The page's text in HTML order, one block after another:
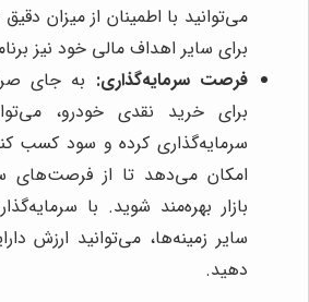
می‌توانید با اطمینان از میزان
برای سایر اهداف مالی خود نیز
فرصت سرمایه‌گذاری: به جای
برای خرید نقدی خودرو،
سرمایه‌گذاری کرده و سود کسب
امکان می‌دهد تا از فرصت‌های
بازار بهره‌مند شوید. با
سایر زمینه‌ها، می‌توانید ارزش
دهید.